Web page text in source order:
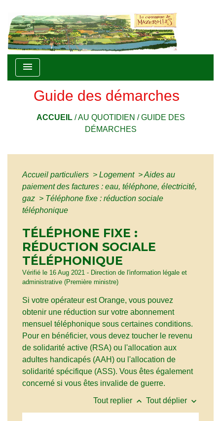
menu
Guide des démarches
ACCUEIL/AU QUOTIDIEN /GUIDE DES
DÉMARCHES
Accueil particuliers > Logement >Aides au
paiement des factures : eau, téléphone, électricité,
gaz > Téléphone fixe : réduction sociale
téléphonique
TÉLÉPHONE FIXE :
RÉDUCTION SOCIALE
TÉLÉPHONIQUE
Vérifié le 16 Aug 2021 - Direction de l'information légale et
administrative (Première ministre)
Si votre opérateur est Orange, vous pouvez
obtenir une réduction sur votre abonnement
mensuel téléphonique sous certaines conditions.
Pour en bénéficier, vous devez toucher le revenu
de solidarité active (RSA) ou l'allocation aux
adultes handicapés (AAH) ou l'allocation de
solidarité spécifique (ASS). Vous êtes également
concerné si vous êtes invalide de guerre.
Tout replier keyboard_arrow_up Tout déplier keyboard_arrow_down